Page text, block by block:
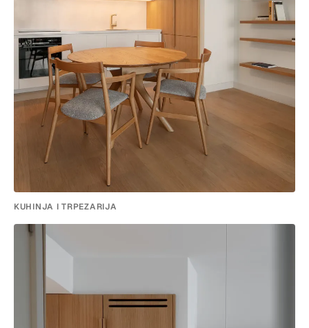
KUHINJA I TRPEZARIJA